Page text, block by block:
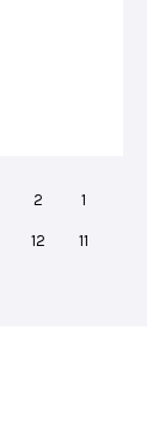
1
2
11
12